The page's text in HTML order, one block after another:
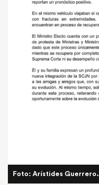
Foto: Arístides Guerrero.